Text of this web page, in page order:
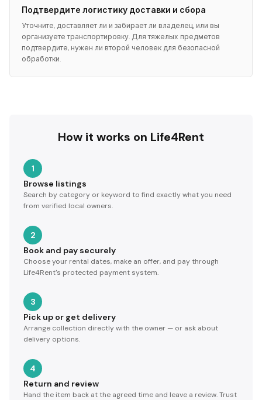
Подтвердите логистику доставки и сбора
Уточните, доставляет ли и забирает ли владелец, или вы
организуете транспортировку. Для тяжелых предметов
подтвердите, нужен ли второй человек для безопасной
обработки.
How it works on Life4Rent
1
Browse listings
Search by category or keyword to find exactly what you need
from verified local owners.
2
Book and pay securely
Choose your rental dates, make an offer, and pay through
Life4Rent's protected payment system.
3
Pick up or get delivery
Arrange collection directly with the owner — or ask about
delivery options.
4
Return and review
Hand the item back at the agreed time and leave a review. Trust